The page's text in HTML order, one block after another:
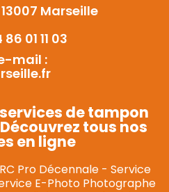
Marseille
01 11 03
mail :
de tampon
tous nos
en ligne
Pro Décennale- Service
E-Photo Photographe